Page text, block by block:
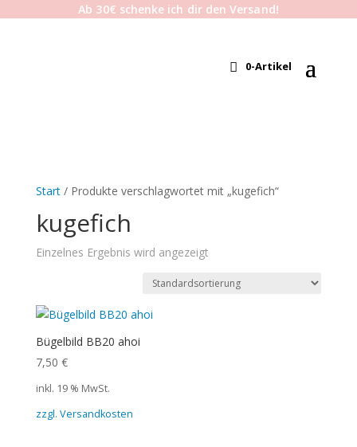
Ab 30€ schenke ich dir den Versand!
0-Artikel
Start/ Produkte verschlagwortet mit „kugefich“
kugefich
Einzelnes Ergebnis wird angezeigt
Bügelbild BB20 ahoi
7,50 €
inkl. 19 % MwSt.
zzgl. Versandkosten